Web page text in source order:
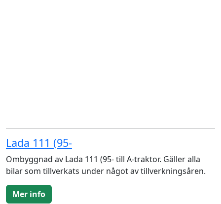
Lada 111 (95-
Ombyggnad av Lada 111 (95- till A-traktor. Gäller alla
bilar som tillverkats under något av tillverkningsåren.
Mer info